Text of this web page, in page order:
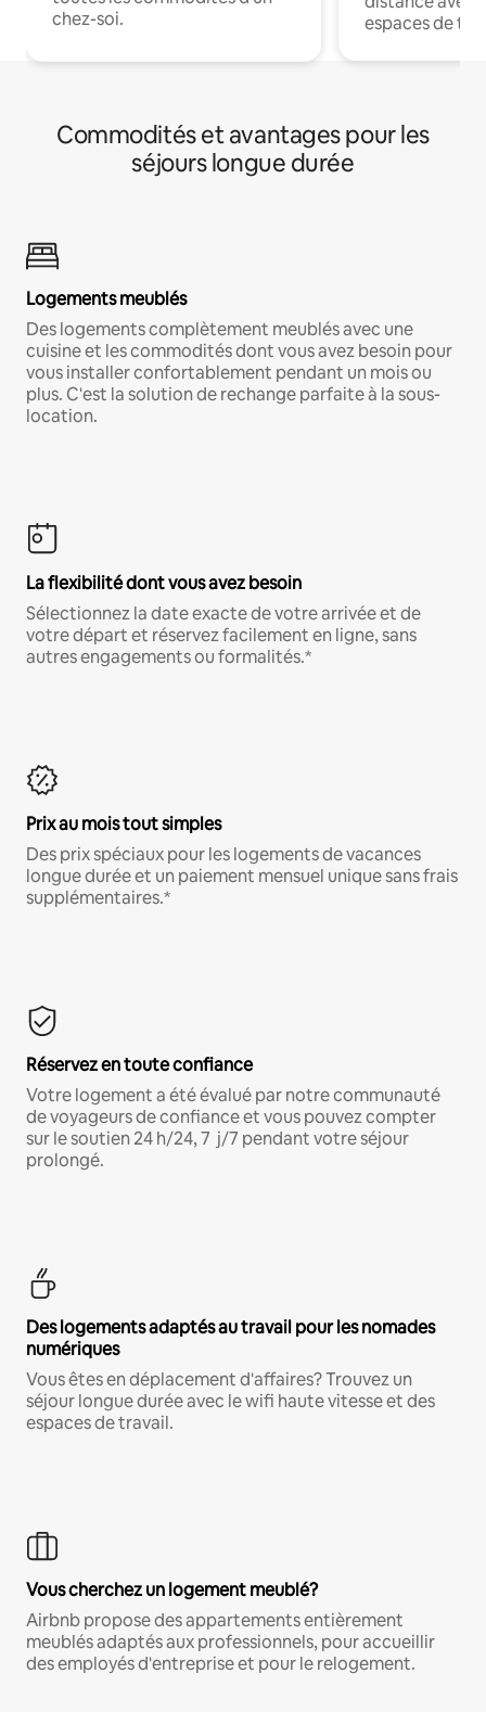
chez-soi.
espaces de
Commodités et avantages pour les
séjours longue durée
Logements meublés
Des logements complètement meublés avec une
cuisine et les commodités dont vous avez besoin pour
vous installer confortablement pendant un mois ou
plus. C'est la solution de rechange parfaite à la sous-
location.
La flexibilité dont vous avez besoin
Sélectionnez la date exacte de votre arrivée et de
votre départ et réservez facilement en ligne, sans
autres engagements ou formalités.*
Prix au mois tout simples
Des prix spéciaux pour les logements de vacances
longue durée et un paiement mensuel unique sans frais
supplémentaires.*
Réservez en toute confiance
Votre logement a été évalué par notre communauté
de voyageurs de confiance et vous pouvez compter
sur le soutien 24 h/24, 7 j/7 pendant votre séjour
prolongé.
Des logements adaptés au travail pour les nomades
numériques
Vous êtes en déplacement d'affaires? Trouvez un
séjour longue durée avec le wifi haute vitesse et des
espaces de travail.
Vous cherchez un logement meublé?
Airbnb propose des appartements entièrement
meublés adaptés aux professionnels, pour accueillir
des employés d'entreprise et pour le relogement.